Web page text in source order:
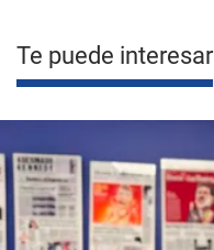
Te puede interesar